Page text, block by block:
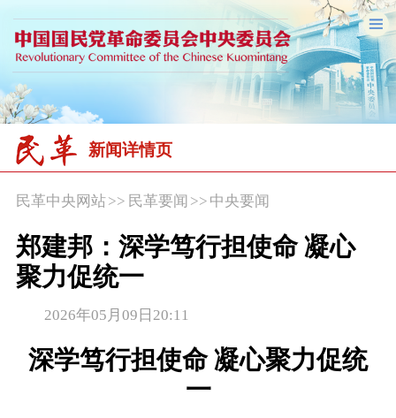
新闻详情页
民革中央网站>> 民革要闻 >> 中央要闻
郑建邦：深学笃行担使命 凝心
聚力促统一
2026年05月09日20:11
深学笃行担使命 凝心聚力促统
一